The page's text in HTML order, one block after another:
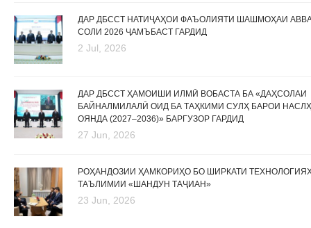
ДАР ДБССТ НАТИҶАҲОИ ФАЪОЛИЯТИ ШАШМОҲАИ
СОЛИ 2026 ҶАМЪБАСТ ГАРДИД
2 Jul, 2026
ДАР ДБССТ ҲАМОИШИ ИЛМӢ ВОБАСТА БА «ДАҲСОЛАИ
БАЙНАЛМИЛАЛӢ ОИД БА ТАҲКИМИ СУЛҲ БАРОИ
ОЯНДА (2027–2036)» БАРГУЗОР ГАРДИД
27 Jun, 2026
РОҲАНДОЗИИ ҲАМКОРИҲО БО ШИРКАТИ
ТАЪЛИМИИ «ШАНДУН ТАҶИАН»
23 Jun, 2026